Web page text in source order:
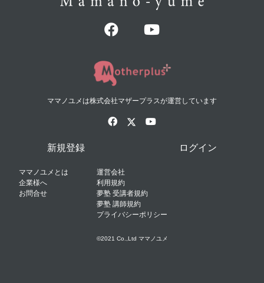
ママノユメは株式会社マザープラスが運営しています
新規登録 ログイン
ママノユメとは
企業様へ
お問合せ
運営会社
利用規約
夢塾 受講者規約
夢塾 講師規約
プライバシーポリシー
©2021 Co.,Ltd ママノユメ